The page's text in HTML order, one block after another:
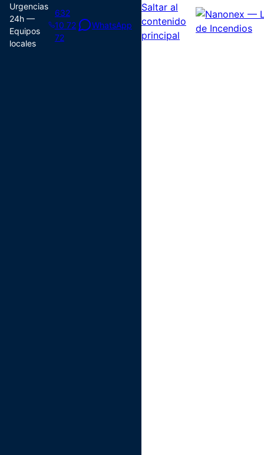
Urgencias
24h —
Equipos
locales
632
10 72
72
WhatsApp
Saltar al
contenido
principal